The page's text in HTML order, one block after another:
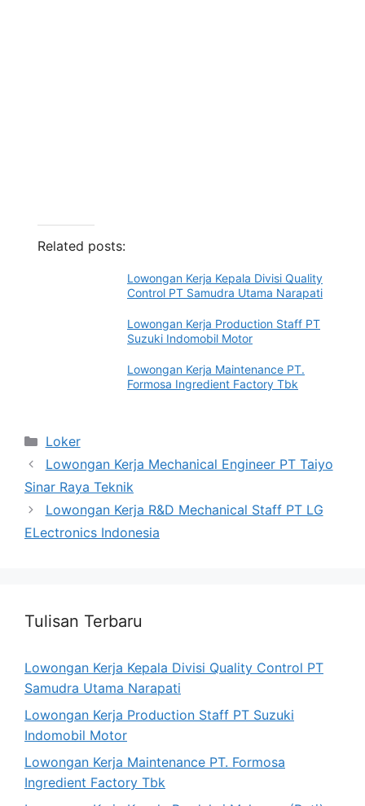
Related posts:
Lowongan Kerja Kepala Divisi Quality
Control PT Samudra Utama Narapati
Lowongan Kerja Production Staff PT
Suzuki Indomobil Motor
Lowongan Kerja Maintenance PT.
Formosa Ingredient Factory Tbk
Categories
Loker
Lowongan Kerja Mechanical Engineer PT Taiyo
Sinar Raya Teknik
Lowongan Kerja R&D Mechanical Staff PT LG
ELectronics Indonesia
Tulisan Terbaru
Lowongan Kerja Kepala Divisi Quality Control PT
Samudra Utama Narapati
Lowongan Kerja Production Staff PT Suzuki
Indomobil Motor
Lowongan Kerja Maintenance PT. Formosa
Ingredient Factory Tbk